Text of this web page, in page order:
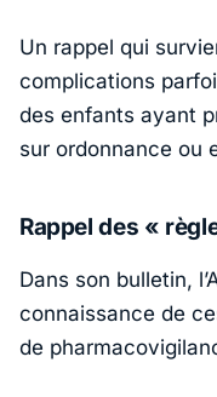
Un rappel qui
complications
des enfants ayant
sur ordonnance ou
Rappel des «
Dans son bulletin,
connaissance de
de